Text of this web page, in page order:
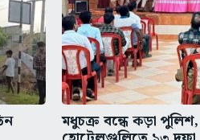
মধুচক্র বন্ধে কড়া